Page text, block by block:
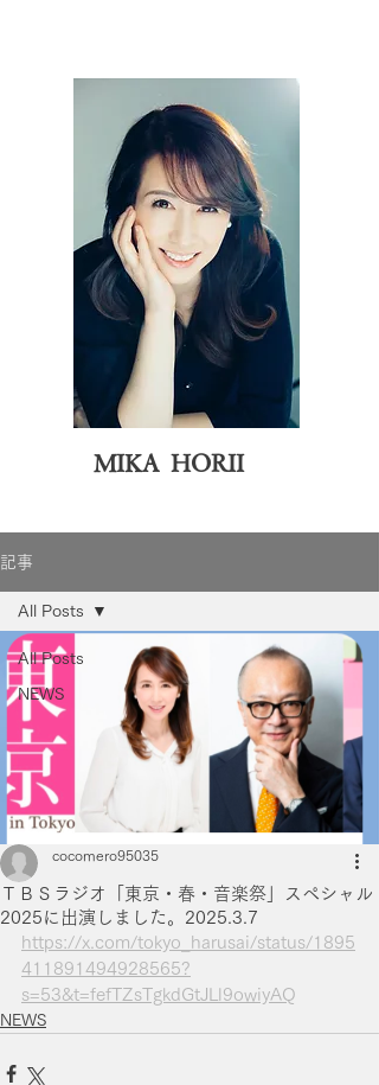
MIKA HORII
記事
All Posts
NEWS
All Posts
ＴＢＳラジオ「東京・春・音楽祭」スペシャル
2025に出演しました。2025.3.7
cocomero95035
https://x.com/tokyo_harusai/status/1895
411891494928565?
s=53&t=fefTZsTgkdGtJLl9owiyAQ
NEWS